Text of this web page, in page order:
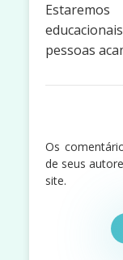
pessoas
Os
de seus
site.